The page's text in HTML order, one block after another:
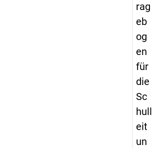
rag
eb
og
en
für
die
Sc
hull
eit
un